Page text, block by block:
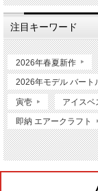
注目キーワード
2026年春夏新作
2026年モデル バート
寅壱 アイスベ
即納 エアークラフト